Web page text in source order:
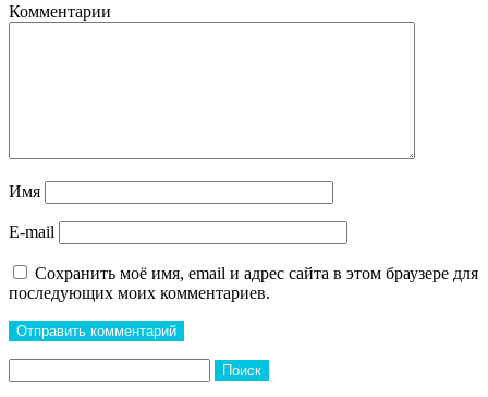
Комментарии
Имя
E-mail
Сохранить моё имя, email и адрес сайта в этом браузере для
последующих моих комментариев.